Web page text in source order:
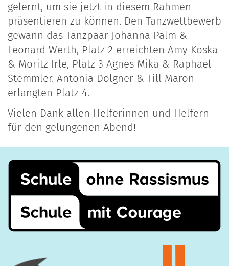
gelernt, um sie jetzt in diesem Rahmen
präsentieren zu können. Den Tanzwettbewerb
gewann das Tanzpaar Johanna Palm &
Leonard Werth, Platz 2 erreichten Amy Koska
& Moritz Irle, Platz 3 Agnes Mika & Raphael
Stemmler. Antonia Dolgner & Till Maron
erlangten Platz 4.
Vielen Dank allen Helferinnen und Helfern
für den gelungenen Abend!